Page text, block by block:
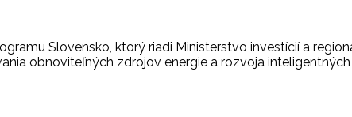
Slovensko, ktorý riadi Ministerstvo investícií a
obnoviteľných zdrojov energie a rozvoja